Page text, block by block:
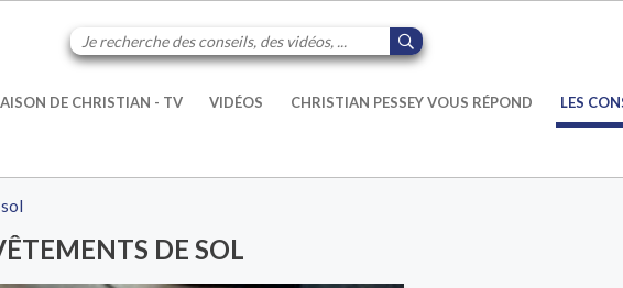
DE CHRISTIAN - TV VIDÉOS CHRISTIAN PESSEY VOUS RÉPOND LES
DE SOL